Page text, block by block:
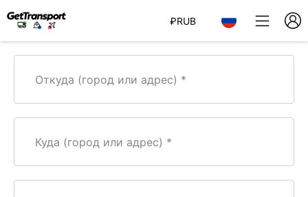
₽RUB
Откуда (город или адрес)
Куда (город или адрес)